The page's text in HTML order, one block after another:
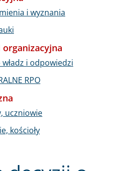
i wyznania
i odpowiedzi
RPO
uczniowie
kościoły